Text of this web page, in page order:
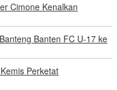
Cimone Kenalkan
Banten FC U-17 ke
Perketat